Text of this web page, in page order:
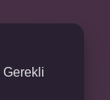
Gerekli